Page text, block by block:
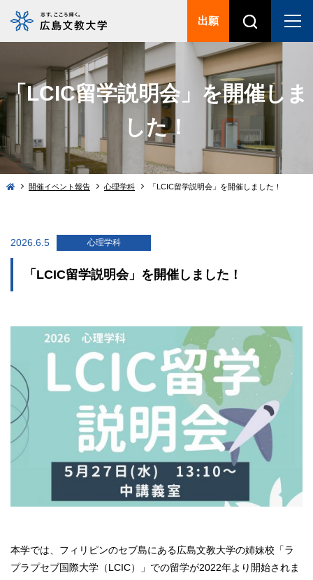
「LCIC留学説明会」を開催しま
した！
開催イベント報告 心理学科 「LCIC留学説明会」を開催しました！
2026.6.5 心理学科
「LCIC留学説明会」を開催しました！
本学では、フィリピンのセブ島にある広島文教大学の姉妹校「ラ
プラプセブ国際大学（LCIC）」での留学が2022年より開始されま
出願